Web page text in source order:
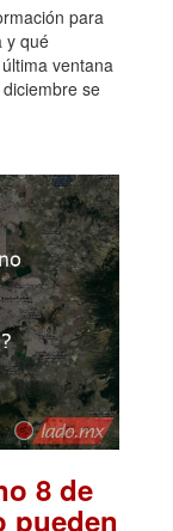
para
y qué
ventana
se
8 de
pueden